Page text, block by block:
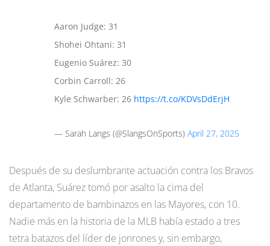
Aaron Judge: 31
Shohei Ohtani: 31
Eugenio Suárez: 30
Corbin Carroll: 26
Kyle Schwarber: 26 https://t.co/KDVsDdErjH
— Sarah Langs (@SlangsOnSports) April 27, 2025
Después de su deslumbrante actuación contra los Bravos
de Atlanta, Suárez tomó por asalto la cima del
departamento de bambinazos en las Mayores, con 10.
Nadie más en la historia de la MLB había estado a tres
tetra batazos del líder de jonrones y, sin embargo,